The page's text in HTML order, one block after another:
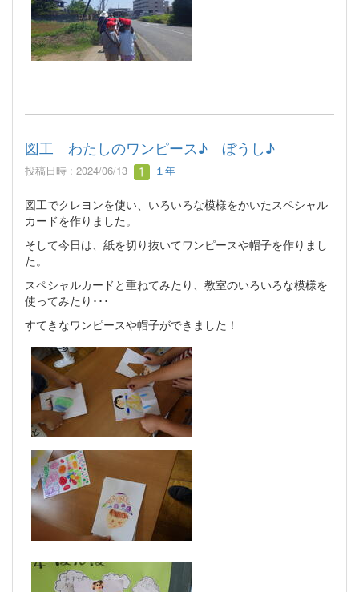
図工 わたしのワンピース♪ ぼうし♪
投稿日時 : 2024/06/13 １年
図工でクレヨンを使い、いろいろな模様をかいたスペシャル
カードを作りました。
そして今日は、紙を切り抜いてワンピースや帽子を作りまし
た。
スペシャルカードと重ねてみたり、教室のいろいろな模様を
使ってみたり･･･
すてきなワンピースや帽子ができました！